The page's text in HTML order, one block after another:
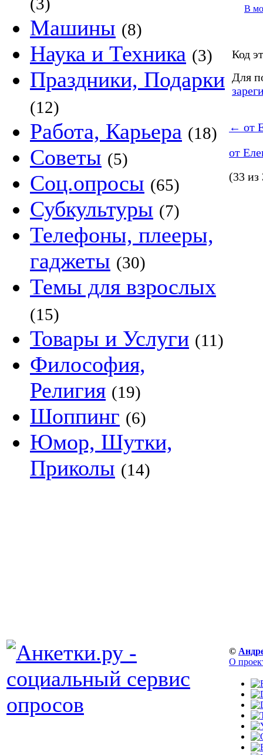
Машины (8)
Наука и Техника (3)
Праздники, Подарки
(12)
Работа, Карьера (18)
Советы (5)
Соц.опросы (65)
Субкультуры (7)
Телефоны, плееры,
гаджеты (30)
Темы для взрослых
(15)
Товары и Услуги (11)
Философия,
Религия (19)
Шоппинг (6)
Юмор, Шутки,
Приколы (14)
В
Код
Для
← от
от
(33 из
©
О